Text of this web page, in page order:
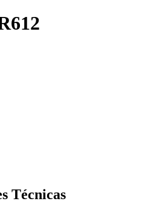
Técnicas